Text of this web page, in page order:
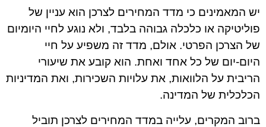
יש המאמינים כי מדד המחירים לצרכן הוא עניין של
פוליטיקה או כלכלה גבוהה בלבד, ולא נוגע לחיי היומיום
של הצרכן הפרטי. אולם, מדד זה משפיע על חיי
היום-יום של כל אחד ואחת. הוא קובע את שיעורי
הריבית על הלוואות, את עלויות השכירות, ואת המדיניות
הכלכלית של המדינה.
ברוב המקרים, עלייה במדד המחירים לצרכן תוביל